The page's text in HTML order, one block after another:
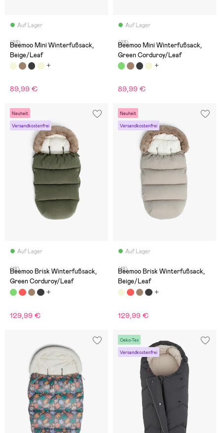
Auf Lager
(23)
Beemoo Mini Winterfußsack,
Beige/Leaf
89,99 €
Auf Lager
(23)
Beemoo Mini Winterfußsack,
Green Corduroy/Leaf
89,99 €
Neuheit
Versandkostenfrei
Auf Lager
(18)
Beemoo Brisk Winterfußsack,
Green Corduroy/Leaf
129,99 €
Neuheit
Versandkostenfrei
Auf Lager
(18)
Beemoo Brisk Winterfußsack,
Beige/Leaf
129,99 €
Oeko-Tex
Versandkostenfrei